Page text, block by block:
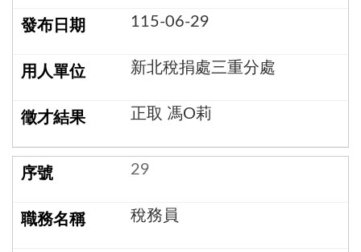
115-06-29
新北稅捐處三重分處
正取 馮O莉
29
稅務員